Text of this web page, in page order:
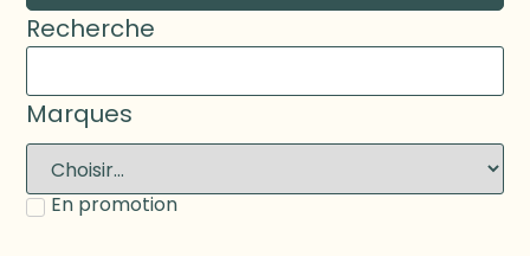
Recherche
Marques
En promotion